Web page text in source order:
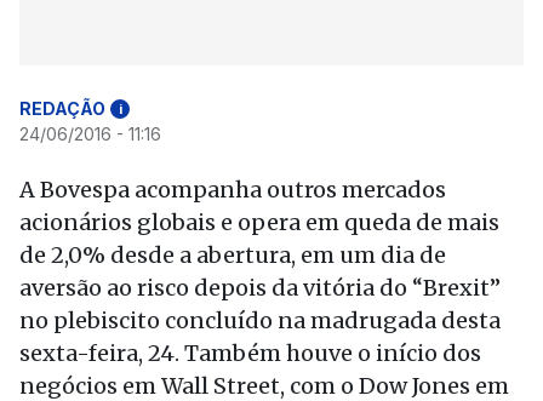
REDAÇÃO i
24/06/2016 - 11:16
A Bovespa acompanha outros mercados
acionários globais e opera em queda de mais
de 2,0% desde a abertura, em um dia de
aversão ao risco depois da vitória do “Brexit”
no plebiscito concluído na madrugada desta
sexta-feira, 24. Também houve o início dos
negócios em Wall Street, com o Dow Jones em